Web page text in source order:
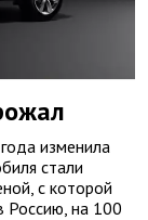
изменила
стали
с которой
Россию, на 100